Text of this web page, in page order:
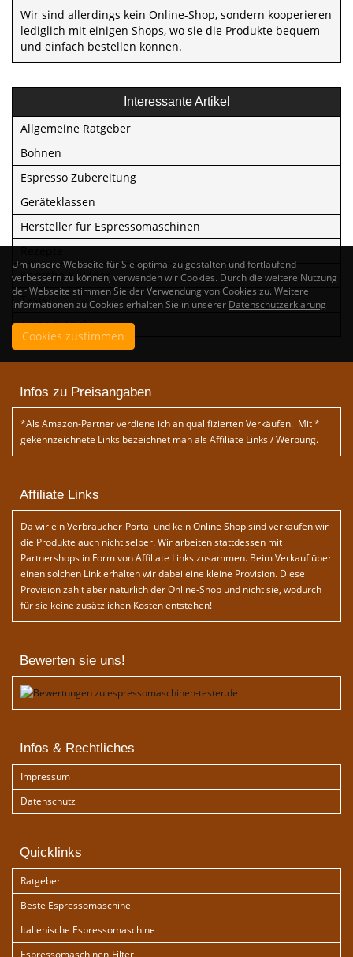
Wir sind allerdings kein Online-Shop, sondern kooperieren
lediglich mit einigen Shops, wo sie die Produkte bequem
und einfach bestellen können.
Interessante Artikel
Allgemeine Ratgeber
Bohnen
Espresso Zubereitung
Geräteklassen
Hersteller für Espressomaschinen
Sprüche & Bilder
Tests
Tipps & Tricks
Infos zu Preisangaben
*Als Amazon-Partner verdiene ich an qualifizierten Verkäufen. Mit *
gekennzeichnete Links bezeichnet man als Affiliate Links / Werbung.
Affiliate Links
Da wir ein Verbraucher-Portal und kein Online Shop sind verkaufen wir
die Produkte auch nicht selber. Wir arbeiten stattdessen mit
Partnershops in Form von Affiliate Links zusammen. Beim Verkauf über
einen solchen Link erhalten wir dabei eine kleine Provision. Diese
Provision zahlt aber natürlich der Online-Shop und nicht sie, wodurch
für sie keine zusätzlichen Kosten entstehen!
Bewerten sie uns!
Infos & Rechtliches
Impressum
Datenschutz
Quicklinks
Ratgeber
Beste Espressomaschine
Italienische Espressomaschine
Um unsere Webseite für Sie optimal zu gestalten und fortlaufend
verbessern zu können, verwenden wir Cookies. Durch die weitere Nutzung
der Webseite stimmen Sie der Verwendung von Cookies zu. Weitere
Informationen zu Cookies erhalten Sie in unserer Datenschutzerklärung
Cookies zustimmen